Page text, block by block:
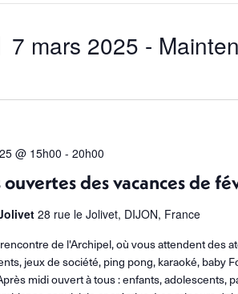
7 mars 2025 -
une
ouvertes des vacances de
@ 15h00 -20h00
28 rue le Jolivet, DIJON, France
de l'Archipel, où vous attendent des
jeux de société, ping pong, karaoké, baby
midi ouvert à tous : enfants, adolescents,